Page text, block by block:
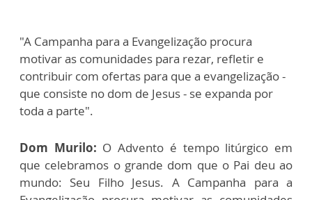
"A Campanha para a Evangelização procura
motivar as comunidades para rezar, refletir e
contribuir com ofertas para que a evangelização -
que consiste no dom de Jesus - se expanda por
toda a parte".
Dom Murilo: O Advento é tempo litúrgico em
que celebramos o grande dom que o Pai deu ao
mundo: Seu Filho Jesus. A Campanha para a